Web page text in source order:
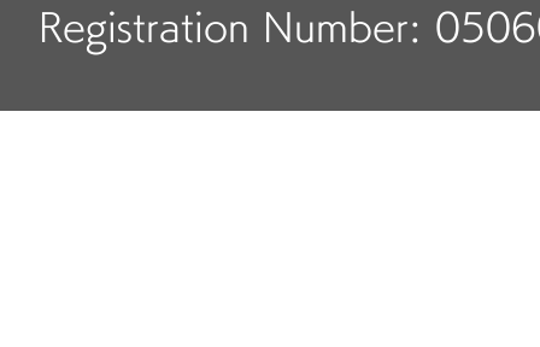
Registration Number: